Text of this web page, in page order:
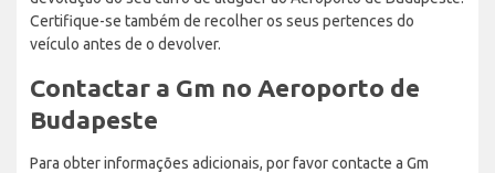
Certifique-se também de recolher os seus pertences do
veículo antes de o devolver.
Contactar a Gm no Aeroporto de
Budapeste
Para obter informações adicionais, por favor contacte a Gm